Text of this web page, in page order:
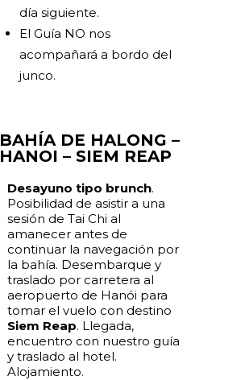
día siguiente.
El Guía NO nos
acompañará a bordo del
junco.
BAHÍA DE HALONG –
HANOI – SIEM REAP
Desayuno tipo brunch.
Posibilidad de asistir a una
sesión de Tai Chi al
amanecer antes de
continuar la navegación por
la bahía. Desembarque y
traslado por carretera al
aeropuerto de Hanói para
tomar el vuelo con destino
Siem Reap. Llegada,
encuentro con nuestro guía
y traslado al hotel.
Alojamiento.